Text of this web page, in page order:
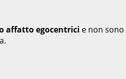
affatto egocentrici e non